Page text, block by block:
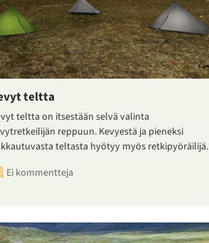
teltta
teltta on itsestään selvä valinta
reppuun. Kevyestä ja pieneksi
teltasta hyötyy myös retkipyöräilijä.
Ei kommentteja